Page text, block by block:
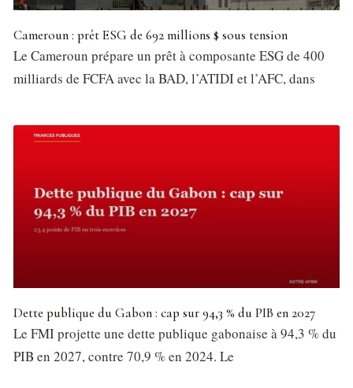
Cameroun : prêt ESG de 692 millions $ sous tension
Le Cameroun prépare un prêt à composante ESG de 400
milliards de FCFA avec la BAD, l’ATIDI et l’AFC, dans
Dette publique du Gabon : cap sur 94,3 % du PIB en 2027
Le FMI projette une dette publique gabonaise à 94,3 % du
PIB en 2027, contre 70,9 % en 2024. Le